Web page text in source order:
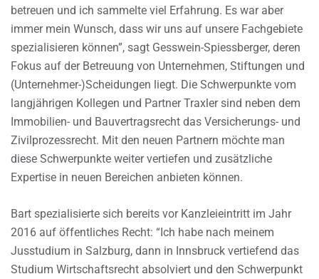
betreuen und ich sammelte viel Erfahrung. Es war aber
immer mein Wunsch, dass wir uns auf unsere Fachgebiete
spezialisieren können”, sagt Gesswein-Spiessberger, deren
Fokus auf der Betreuung von Unternehmen, Stiftungen und
(Unternehmer-)Scheidungen liegt. Die Schwerpunkte vom
langjährigen Kollegen und Partner Traxler sind neben dem
Immobilien- und Bauvertragsrecht das Versicherungs- und
Zivilprozessrecht. Mit den neuen Partnern möchte man
diese Schwerpunkte weiter vertiefen und zusätzliche
Expertise in neuen Bereichen anbieten können.
Bart spezialisierte sich bereits vor Kanzleieintritt im Jahr
2016 auf öffentliches Recht: “Ich habe nach meinem
Jusstudium in Salzburg, dann in Innsbruck vertiefend das
Studium Wirtschaftsrecht absolviert und den Schwerpunkt